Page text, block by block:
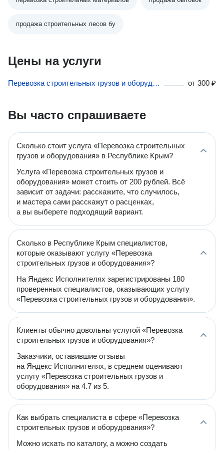
продажа строительных лесов бу
Цены на услуги
Перевозка строительных грузов и оборудования в Республике Крым от 300 ₽
Вы часто спрашиваете
Сколько стоит услуга «Перевозка строительных
грузов и оборудования» в Республике Крым?
Услуга «Перевозка строительных грузов и
оборудования» может стоить от 200 рублей. Всё
зависит от задачи: расскажите, что случилось,
и мастера сами расскажут о расценках,
а вы выберете подходящий вариант.
Сколько в Республике Крым специалистов,
которые оказывают услугу «Перевозка
строительных грузов и оборудования»?
На Яндекс Исполнителях зарегистрированы 180
проверенных специалистов, оказывающих услугу
«Перевозка строительных грузов и оборудования».
Клиенты обычно довольны услугой «Перевозка
строительных грузов и оборудования»?
Заказчики, оставившие отзывы
на Яндекс Исполнителях, в среднем оценивают
услугу «Перевозка строительных грузов и
оборудования» на 4.7 из 5.
Как выбрать специалиста в сфере «Перевозка
строительных грузов и оборудования»?
Можно искать по каталогу, а можно создать